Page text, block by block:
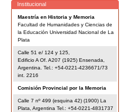
Institucional
Maestría en Historia y Memoria
Facultad de Humanidades y Ciencias de
la Educación Universidad Nacional de La
Plata
Calle 51 e/ 124 y 125,
Edificio A Of. A207 (1925) Ensenada,
Argentina. Tel.: +54-0221-4236671/73
int. 2216
Comisión Provincial por la Memoria
Calle 7 nº 499 (esquina 42) (1900) La
Plata, Argentina Tel.: +54-0221-4831737